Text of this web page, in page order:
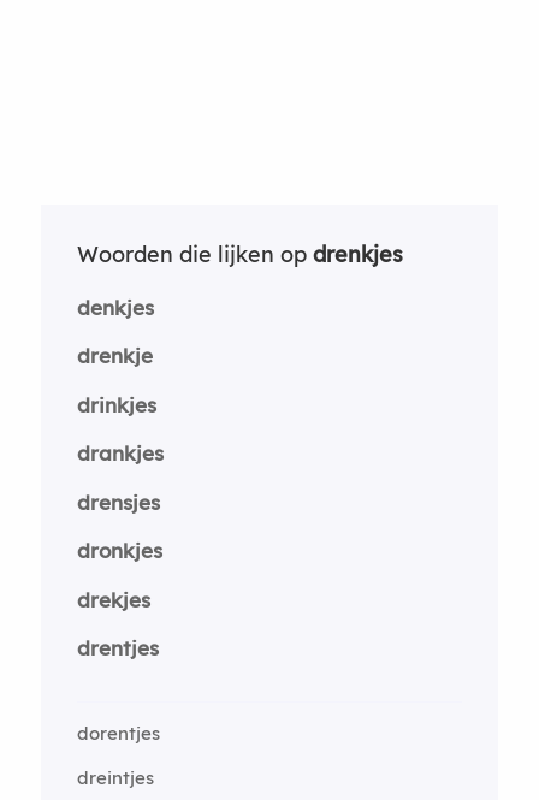
Woorden die lijken op drenkjes
denkjes
drenkje
drinkjes
drankjes
drensjes
dronkjes
drekjes
drentjes
dorentjes
dreintjes